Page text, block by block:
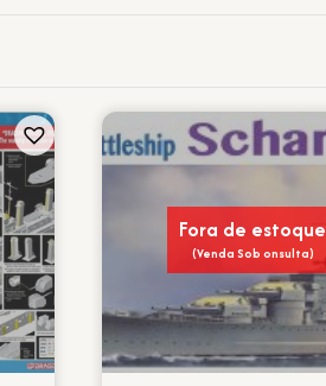
Fora de estoque
(Venda Sob onsulta)